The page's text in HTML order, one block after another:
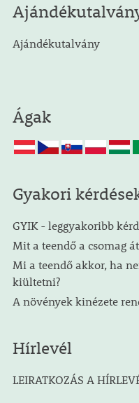
Ajándékutalvány
Ágak
Gyakori
GYIK - leggyakoribb
Mit a teendő a csomag
Mi a teendő akkor, ha
kiültetni?
A növények kinézete
Hírlevél
LEIRATKOZÁS A